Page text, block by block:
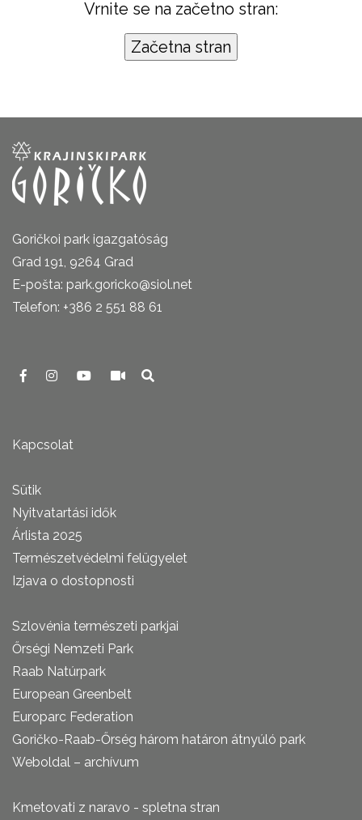
Vrnite se na začetno stran:
Goričkoi park igazgatóság
Grad 191, 9264 Grad
E-pošta: park.goricko@siol.net
Telefon: +386 2 551 88 61
Kapcsolat
Sütik
Nyitvatartási idők
Árlista 2025
Természetvédelmi felügyelet
Izjava o dostopnosti
Szlovénia természeti parkjai
Őrségi Nemzeti Park
Raab Natúrpark
European Greenbelt
Europarc Federation
Goričko-Raab-Őrség három határon átnyúló park
Weboldal – archívum
Kmetovati z naravo - spletna stran